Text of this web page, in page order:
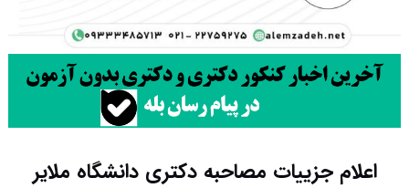
اعلام جزییات مصاحبه دکتری دانشگاه ملایر